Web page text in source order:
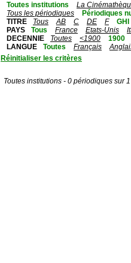
Toutes institutions
La
Tous les périodiques
Périodiques
TITRE
Tous AB C DE F
GHI
PAYS
Tous France Etats-Unis
DECENNIE
Toutes <1900
1900
LANGUE
Toutes Français
Réinitialiser les critères
Toutes institutions - 0 périodiques sur